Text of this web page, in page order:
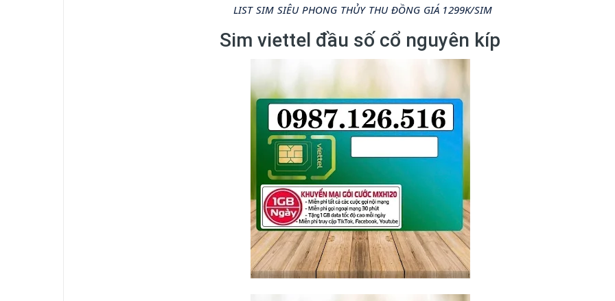
LIST SIM SIÊU PHONG THỦY THU ĐỒNG GIÁ 1299K/SIM
Sim viettel đầu số cổ nguyên kíp